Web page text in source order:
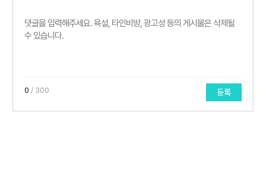
0 / 300 등록